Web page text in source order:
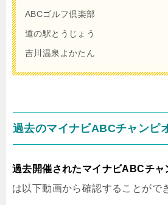
ABCゴルフ倶楽部
道の駅とうじょう
吉川温泉よかたん
過去のマイナビABCチャンピ
過去開催されたマイナビABCチャ
は以下動画から確認することがで